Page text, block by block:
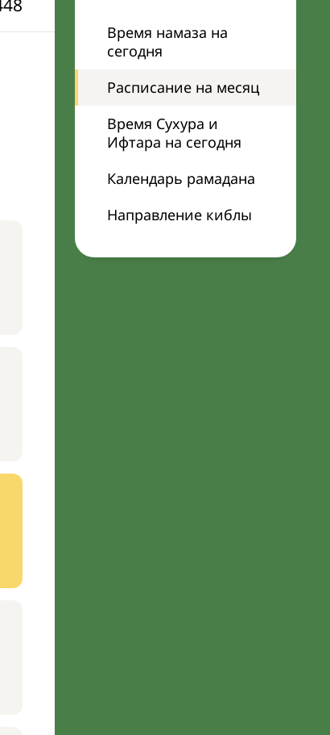
Время намаза на
сегодня
Расписание на месяц
Время Сухура и
Ифтара на сегодня
Календарь рамадана
Направление киблы